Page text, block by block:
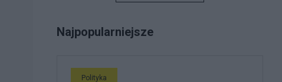
Najpopularniejsze
Polityka